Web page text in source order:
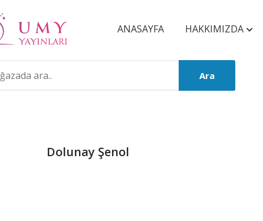
ANASAYFA HAKKIMIZDA
Ara
Dolunay Şenol